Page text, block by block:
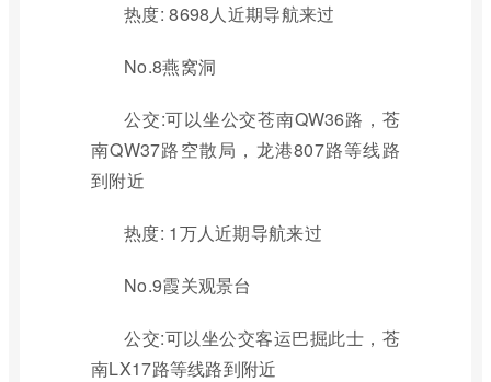
热度: 8698人近期导航来过
No.8燕窝洞
公交:可以坐公交苍南QW36路，苍
南QW37路空散局，龙港807路等线路
到附近
热度: 1万人近期导航来过
No.9霞关观景台
公交:可以坐公交客运巴掘此士，苍
南LX17路等线路到附近